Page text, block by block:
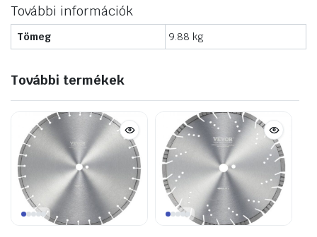
További információk
Tömeg 9.88 kg
További termékek